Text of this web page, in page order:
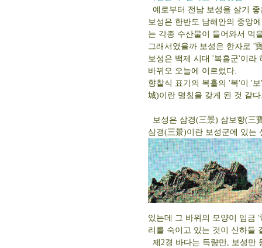
예로부터 전남 보성을 살기
보성은 한반도 남해안의 중앙
는 각종 수산물이 들어와서 먹
그래서였을까 보성은 한자로 '
보성은 백제 시대 '복흘군'이라
바뀌오 오늘에 이르렀다.
향찰식 표기의 복흘의 '복'이 '
城)이란 명칭을 갖게 된 것 같
보성은 삼경(三景) 삼보향(三
삼경(三景)이란 보성군에 있는
있는데 그 바위의 모양이 임금
리를 숙이고 있는 것이 신하들
제2경 바다는 득량만, 보성만